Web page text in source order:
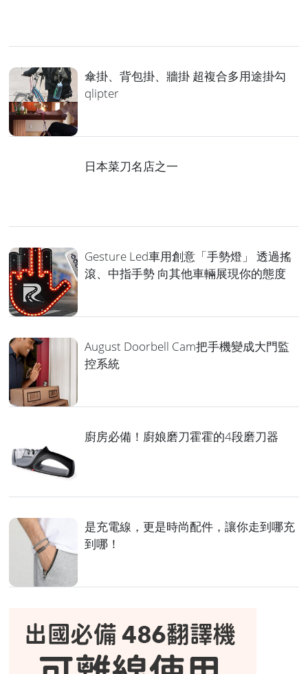
傘掛、背包掛、牆掛 超複合多用途掛勾
qlipter
日本菜刀名店之一
Gesture Led車用創意「手勢燈」 透過搖
滾、中指手勢 向其他車輛展現你的態度
August Doorbell Cam把手機變成大門監
控系統
廚房必備！廚娘磨刀霍霍的4段磨刀器
是充電線，更是時尚配件，讓你走到哪充
到哪！